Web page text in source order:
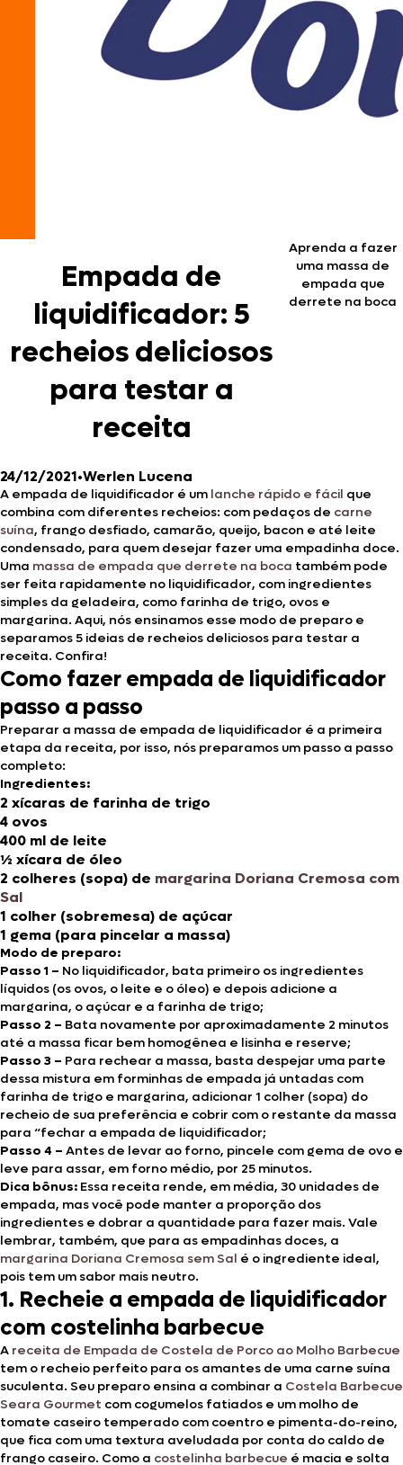
Empada de
liquidificador: 5
recheios deliciosos
para testar a
receita
Aprenda a fazer
uma massa de
empada que
derrete na boca
24/12/2021•Werlen Lucena
A empada de liquidificador é um lanche rápido e fácil que
combina com diferentes recheios: com pedaços de carne
suína, frango desfiado, camarão, queijo, bacon e até leite
condensado, para quem desejar fazer uma empadinha doce.
Uma massa de empada que derrete na boca também pode
ser feita rapidamente no liquidificador, com ingredientes
simples da geladeira, como farinha de trigo, ovos e
margarina. Aqui, nós ensinamos esse modo de preparo e
separamos 5 ideias de recheios deliciosos para testar a
receita. Confira!
Como fazer empada de liquidificador
passo a passo
Preparar a massa de empada de liquidificador é a primeira
etapa da receita, por isso, nós preparamos um passo a passo
completo:
Ingredientes:
2 xícaras de farinha de trigo
4 ovos
400 ml de leite
½ xícara de óleo
2 colheres (sopa) de margarina Doriana Cremosa com
Sal
1 colher (sobremesa) de açúcar
1 gema (para pincelar a massa)
Modo de preparo:
Passo 1 – No liquidificador, bata primeiro os ingredientes
líquidos (os ovos, o leite e o óleo) e depois adicione a
margarina, o açúcar e a farinha de trigo;
Passo 2 – Bata novamente por aproximadamente 2 minutos
até a massa ficar bem homogênea e lisinha e reserve;
Passo 3 – Para rechear a massa, basta despejar uma parte
dessa mistura em forminhas de empada já untadas com
farinha de trigo e margarina, adicionar 1 colher (sopa) do
recheio de sua preferência e cobrir com o restante da massa
para “fechar a empada de liquidificador;
Passo 4 – Antes de levar ao forno, pincele com gema de ovo e
leve para assar, em forno médio, por 25 minutos.
Dica bônus: Essa receita rende, em média, 30 unidades de
empada, mas você pode manter a proporção dos
ingredientes e dobrar a quantidade para fazer mais. Vale
lembrar, também, que para as empadinhas doces, a
margarina Doriana Cremosa sem Sal é o ingrediente ideal,
pois tem um sabor mais neutro.
1. Recheie a empada de liquidificador
com costelinha barbecue
A receita de Empada de Costela de Porco ao Molho Barbecue
tem o recheio perfeito para os amantes de uma carne suína
suculenta. Seu preparo ensina a combinar a Costela Barbecue
Seara Gourmet com cogumelos fatiados e um molho de
tomate caseiro temperado com coentro e pimenta-do-reino,
que fica com uma textura aveludada por conta do caldo de
frango caseiro. Como a costelinha barbecue é macia e solta